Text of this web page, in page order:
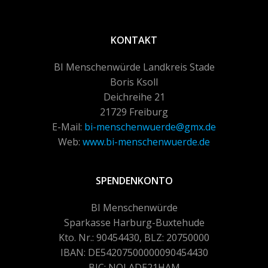
KONTAKT
BI Menschenwürde Landkreis Stade
Boris Ksoll
Deichreihe 21
21729 Freiburg
E-Mail: bi-menschenwuerde@gmx.de
Web: www.bi-menschenwuerde.de
SPENDENKONTO
BI Menschenwürde
Sparkasse Harburg-Buxtehude
Kto. Nr.: 90454430, BLZ: 20750000
IBAN: DE54207500000090454430